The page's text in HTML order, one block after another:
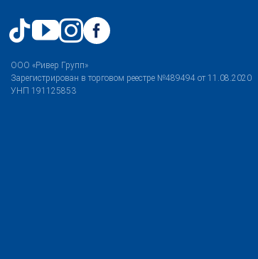
ООО «Ривер Групп»
Зарегистрирован в торговом реестре №489494 от 11.08.2020
УНП 191125853